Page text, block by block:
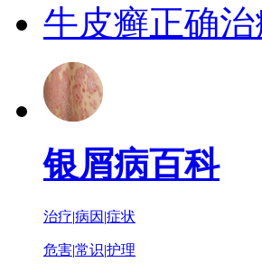
牛皮癣正确
银屑病百科
治疗|病因 |症状
危害|常识|护理